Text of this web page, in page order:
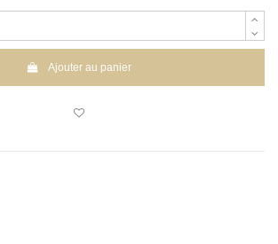
Ajouter au panier